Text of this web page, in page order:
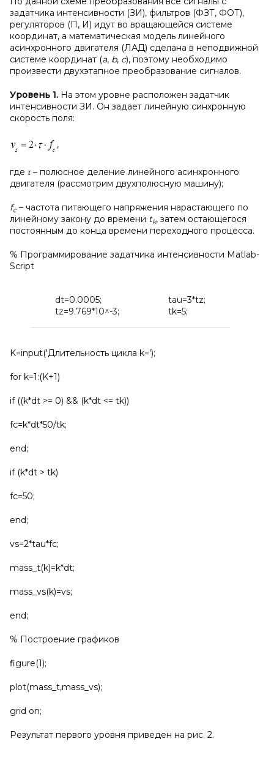
задатчика интенсивности (ЗИ), фильтров (ФЗТ, ФОТ),
регуляторов (П, И) идут во вращающейся системе
координат, а математическая модель линейного
асинхронного двигателя (ЛАД) сделана в неподвижной
системе координат (a, b, c), поэтому необходимо
произвести двухэтапное преобразование сигналов.
Уровень 1. На этом уровне расположен задатчик
интенсивности ЗИ. Он задает линейную синхронную
скорость поля:
,
где τ– полюсное деление линейного асинхронного
двигателя (рассмотрим двухполюсную машину);
fc– частота питающего напряжения нарастающего по
линейному закону до времени tk, затем остающегося
постоянным до конца времени переходного процесса.
% Программирование задатчика интенсивности Matlab-
Script
dt=0.0005;
tz=9.769*10^-3;
tau=3*tz;
tk=5;
K=input('Длительность цикла k=');
for k=1:(K+1)
if ((k*dt >= 0) && (k*dt <= tk))
fc=k*dt*50/tk;
end;
if (k*dt > tk)
fc=50;
end;
vs=2*tau*fc;
mass_t(k)=k*dt;
mass_vs(k)=vs;
end;
% Построение графиков
figure(1);
plot(mass_t,mass_vs);
grid on;
Результат первого уровня приведен на рис. 2.